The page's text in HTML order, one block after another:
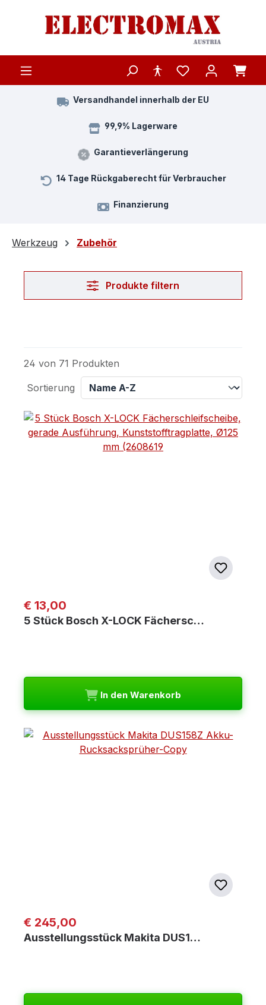
Zum Hauptinhalt springen
Versandhandel innerhalb der EU
99,9% Lagerware
Garantieverlängerung
14 Tage Rückgaberecht für Verbraucher
Finanzierung
Werkzeug Zubehör
Produkte filtern
24 von 71 Produkten
Sortierung
Regulärer Preis:
€ 13,00
5 Stück Bosch X-LOCK Fächersc…
In den Warenkorb
Regulärer Preis:
€ 245,00
Ausstellungsstück Makita DUS1…